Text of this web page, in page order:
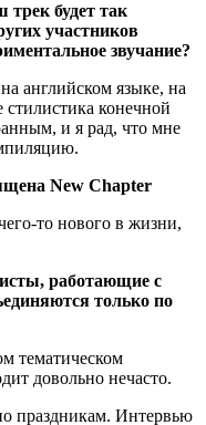
будет так
участников
звучание?
английском языке, на
конечной
и я рад, что мне
New Chapter
то нового в жизни,
работающие с
только по
тематическом
довольно нечасто.